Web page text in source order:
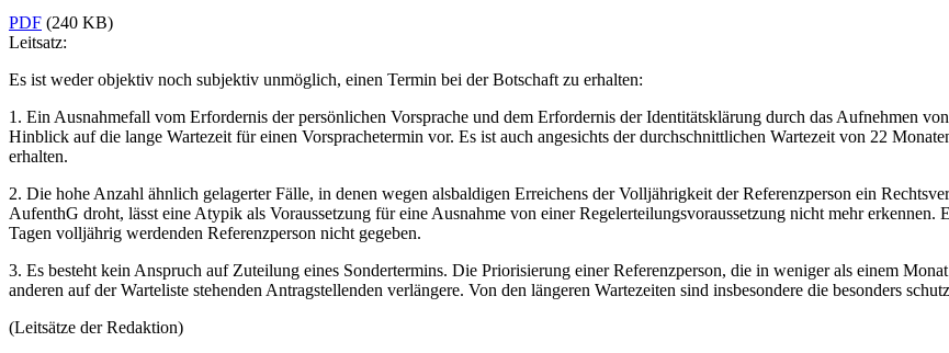
PDF (240 KB)
Leitsatz:
Es ist weder objektiv noch subjektiv unmöglich, einen Termin bei der Botschaft zu erhalten:
1. Ein Ausnahmefall vom Erfordernis der persönlichen Vorsprache und dem Erfordernis der Identitätsklärung durch das Aufnehmen
Hinblick auf die lange Wartezeit für einen Vorsprachetermin vor. Es ist auch angesichts der durchschnittlichen Wartezeit von 22
erhalten.
2. Die hohe Anzahl ähnlich gelagerter Fälle, in denen wegen alsbaldigen Erreichens der Volljährigkeit der Referenzperson ein
AufenthG droht, lässt eine Atypik als Voraussetzung für eine Ausnahme von einer Regelerteilungsvoraussetzung nicht mehr
Tagen volljährig werdenden Referenzperson nicht gegeben.
3. Es besteht kein Anspruch auf Zuteilung eines Sondertermins. Die Priorisierung einer Referenzperson, die in weniger als einem
anderen auf der Warteliste stehenden Antragstellenden verlängere. Von den längeren Wartezeiten sind insbesondere die besonders
(Leitsätze der Redaktion)